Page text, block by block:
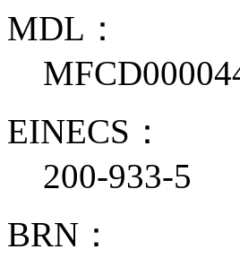
MDL：
EINECS：
200-933-5
BRN：